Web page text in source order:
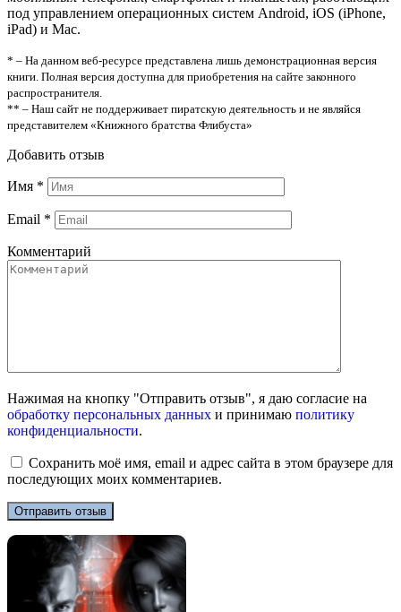
под управлением операционных систем Android, iOS (iPhone,
iPad) и Mac.
* – На данном веб-ресурсе представлена лишь демонстрационная версия
книги. Полная версия доступна для приобретения на сайте законного
распространителя.
** – Наш сайт не поддерживает пиратскую деятельность и не являйся
представителем «Книжного братства Флибуста»
Добавить отзыв
Имя *
Email *
Комментарий
Нажимая на кнопку "Отправить отзыв", я даю согласие на
обработку персональных данных и принимаю политику
конфиденциальности.
Сохранить моё имя, email и адрес сайта в этом браузере для
последующих моих комментариев.